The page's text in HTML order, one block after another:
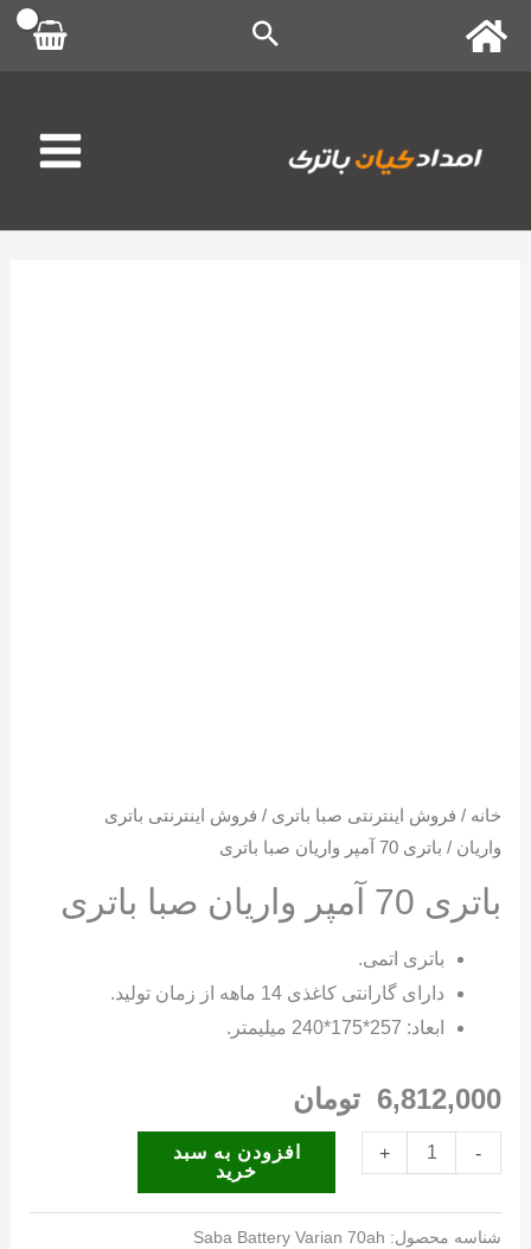
پرش
خانه / فروش اینترنتی صبا باتری / فروش اینترنتی باتری
واریان / باتری 70 آمپر واریان صبا باتری
باتری 70 آمپر واریان صبا باتری
باتری اتمی.
دارای گارانتی کاغذی 14 ماهه از زمان تولید.
ابعاد: 257*175*240 میلیمتر.
6,812,000 تومان
-
آمپر
+
افزودن به سبد
خرید
شناسه محصول: Saba Battery Varian 70ah